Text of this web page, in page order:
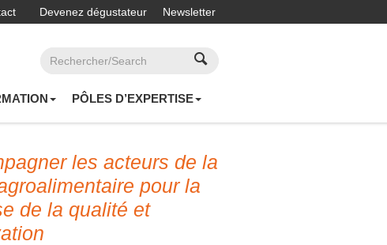
Newsletter
Devenez dégustateur
PÔLES D’EXPERTISE
les acteurs de la
pour la
de la qualité et